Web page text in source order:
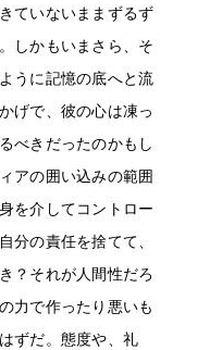
ていないままずるず
しかもいまさら、そ
うに記憶の底へと流
げで、彼の心は凍っ
べきだったのかもし
アの囲い込みの範囲
を介してコントロー
分の責任を捨てて、
？それが人間性だろ
力で作ったり悪いも
ずだ。態度や、礼